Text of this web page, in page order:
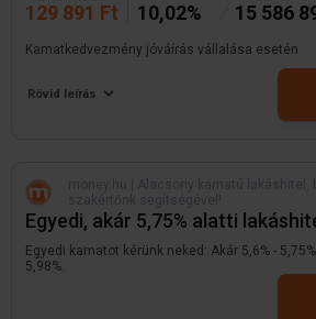
129 891 Ft 10,02% 15 586
Kamatkedvezmény jóváírás vállalása esetén
Rövid leírás
Egyedi, akár 5,75% alatti
Egyedi kamatot kérünk neked: Akár 5,6% -
5,98%.